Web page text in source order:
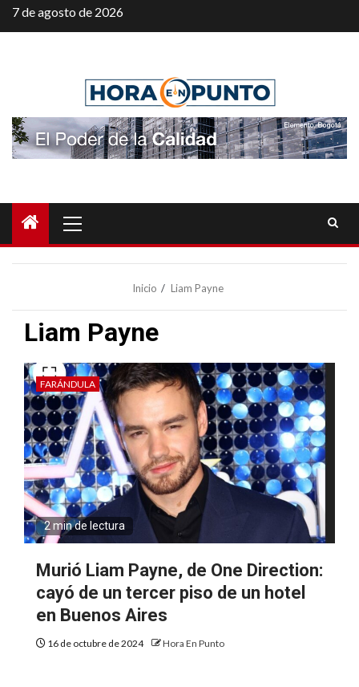
Saltar
al
7 de agosto de 2026
principal
Inicio Liam Payne
Liam Payne
FARÁNDULA
2 min de lectura
Murió Liam Payne, de One Direction:
cayó de un tercer piso de un hotel
en Buenos Aires
16 de octubre de 2024 Hora En Punto